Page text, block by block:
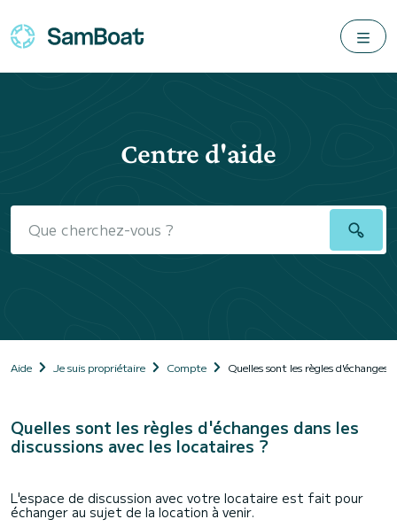
Centre d'aide
Aide Je suis propriétaire Compte Quelles sont les règles d'échanges
Quelles sont les règles d'échanges dans les
discussions avec les locataires ?
L'espace de discussion avec votre locataire est fait pour
échanger au sujet de la location à venir.